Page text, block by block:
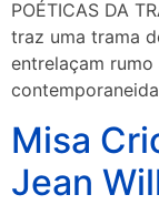
POÉTICAS DA
traz uma trama
entrelaçam
Misa
Jean